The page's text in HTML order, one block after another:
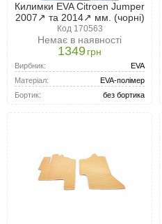
Килимки EVA Citroen Jumper
2007↗ та 2014↗ мм. (чорні)
Код 170563
Немає в наявності
1349грн
Вирбник:
EVA
Матеріал:
EVA-полімер
Бортик:
без бортика